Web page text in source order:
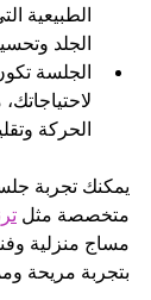
الطبيعية
الجلد
الجلسة
الحركة
يمكنك تجربة
متخصصة مثل
مساج منزلية
بتجربة مريحة